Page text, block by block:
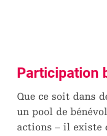
Participation
Que ce soit dans
un pool de
actions – il existe